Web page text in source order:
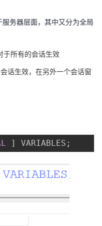
务器层面，其中又分为全局
于所有的会话生效
话生效，在另外一个会话窗
] VARIABLES ;